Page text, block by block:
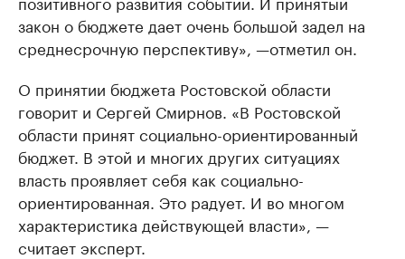
закон о бюджете дает очень большой задел на
среднесрочную перспективу», —отметил он.
О принятии бюджета Ростовской области
говорит и Сергей Смирнов. «В Ростовской
области принят социально-ориентированный
бюджет. В этой и многих других ситуациях
власть проявляет себя как социально-
ориентированная. Это радует. И во многом
характеристика действующей власти», —
считает эксперт.